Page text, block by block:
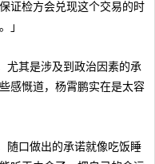
证检方会兑现这个交易的时
」
尤其是涉及到政治因素的承
感慨道，杨霄鹏实在是太容
随口做出的承诺就像吃饭睡